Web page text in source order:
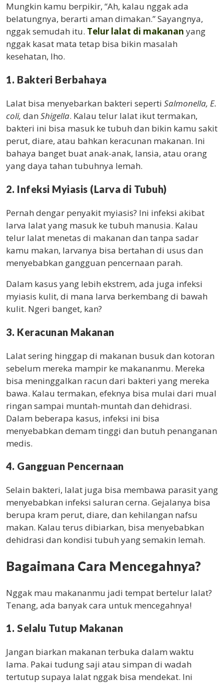
Mungkin kamu berpikir, “Ah, kalau nggak ada
belatungnya, berarti aman dimakan.” Sayangnya,
nggak semudah itu. Telur lalat di makanan yang
nggak kasat mata tetap bisa bikin masalah
kesehatan, lho.
1. Bakteri Berbahaya
Lalat bisa menyebarkan bakteri seperti Salmonella, E.
coli, dan Shigella. Kalau telur lalat ikut termakan,
bakteri ini bisa masuk ke tubuh dan bikin kamu sakit
perut, diare, atau bahkan keracunan makanan. Ini
bahaya banget buat anak-anak, lansia, atau orang
yang daya tahan tubuhnya lemah.
2. Infeksi Myiasis (Larva di Tubuh)
Pernah dengar penyakit myiasis? Ini infeksi akibat
larva lalat yang masuk ke tubuh manusia. Kalau
telur lalat menetas di makanan dan tanpa sadar
kamu makan, larvanya bisa bertahan di usus dan
menyebabkan gangguan pencernaan parah.
Dalam kasus yang lebih ekstrem, ada juga infeksi
myiasis kulit, di mana larva berkembang di bawah
kulit. Ngeri banget, kan?
3. Keracunan Makanan
Lalat sering hinggap di makanan busuk dan kotoran
sebelum mereka mampir ke makananmu. Mereka
bisa meninggalkan racun dari bakteri yang mereka
bawa. Kalau termakan, efeknya bisa mulai dari mual
ringan sampai muntah-muntah dan dehidrasi.
Dalam beberapa kasus, infeksi ini bisa
menyebabkan demam tinggi dan butuh penanganan
medis.
4. Gangguan Pencernaan
Selain bakteri, lalat juga bisa membawa parasit yang
menyebabkan infeksi saluran cerna. Gejalanya bisa
berupa kram perut, diare, dan kehilangan nafsu
makan. Kalau terus dibiarkan, bisa menyebabkan
dehidrasi dan kondisi tubuh yang semakin lemah.
Bagaimana Cara Mencegahnya?
Nggak mau makananmu jadi tempat bertelur lalat?
Tenang, ada banyak cara untuk mencegahnya!
1. Selalu Tutup Makanan
Jangan biarkan makanan terbuka dalam waktu
lama. Pakai tudung saji atau simpan di wadah
tertutup supaya lalat nggak bisa mendekat. Ini